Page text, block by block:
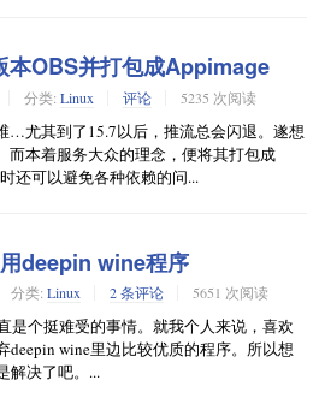
本OBS并打包成Appimage
分类: Linux 评论 5235 次阅读
…尤其到了15.7以后，推流总会闪退。遂想
而本着服务大众的理念，便将其打包成
还可以避免各种依赖的问...
deepin wine程序
分类: Linux 2 条评论 5651 次阅读
是个挺难受的事情。就我个人来说，喜欢
deepin wine里边比较优质的程序。所以想
解决了吧。...